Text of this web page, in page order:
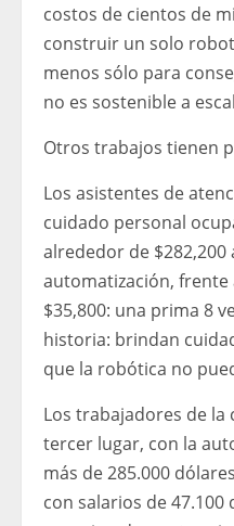
costos de cientos de
construir un solo
menos sólo para
no es sostenible a
Otros trabajos tienen
Los asistentes de
cuidado personal
alrededor de $282,200
automatización,
$35,800: una prima 8
historia: brindan
que la robótica no
Los trabajadores de
tercer lugar, con la
más de 285.000
con salarios de 47.100